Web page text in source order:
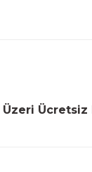
Ücretsiz